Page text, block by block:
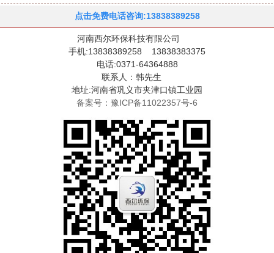
点击免费电话咨询:13838389258
河南西尔环保科技有限公司
手机:13838389258 13838383375
电话:0371-64364888
联系人：韩先生
地址:河南省巩义市夹津口镇工业园
备案号：豫ICP备11022357号-6